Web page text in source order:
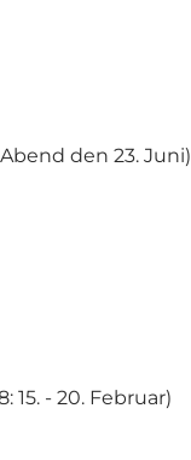
den 23. Juni)
15. - 20. Februar)